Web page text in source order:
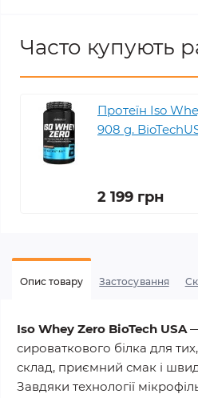
Часто купують
Протеїн Iso
908 g.
2 199 грн
Опис товару Застосування
Iso Whey Zero BioTech USA—
сироваткового білка для
склад, приємний смак і
Завдяки технології